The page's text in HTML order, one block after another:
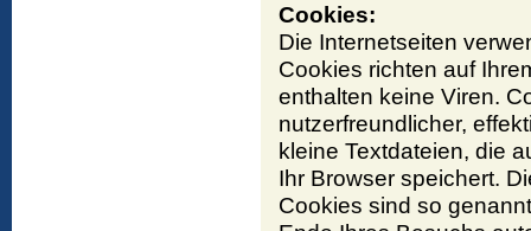
Cookies:
Die Internetseiten
Cookies richten auf
enthalten keine Viren.
nutzerfreundlicher,
kleine Textdateien, die
Ihr Browser speichert.
Cookies sind so